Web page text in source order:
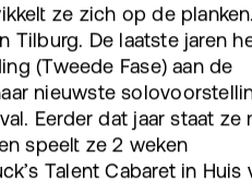
ze zich op de
Tilburg. De laatste jaren
(Tweede Fase) aan de
nieuwste
Eerder dat jaar staat ze
speelt ze 2 weken
Talent Cabaret in Huis